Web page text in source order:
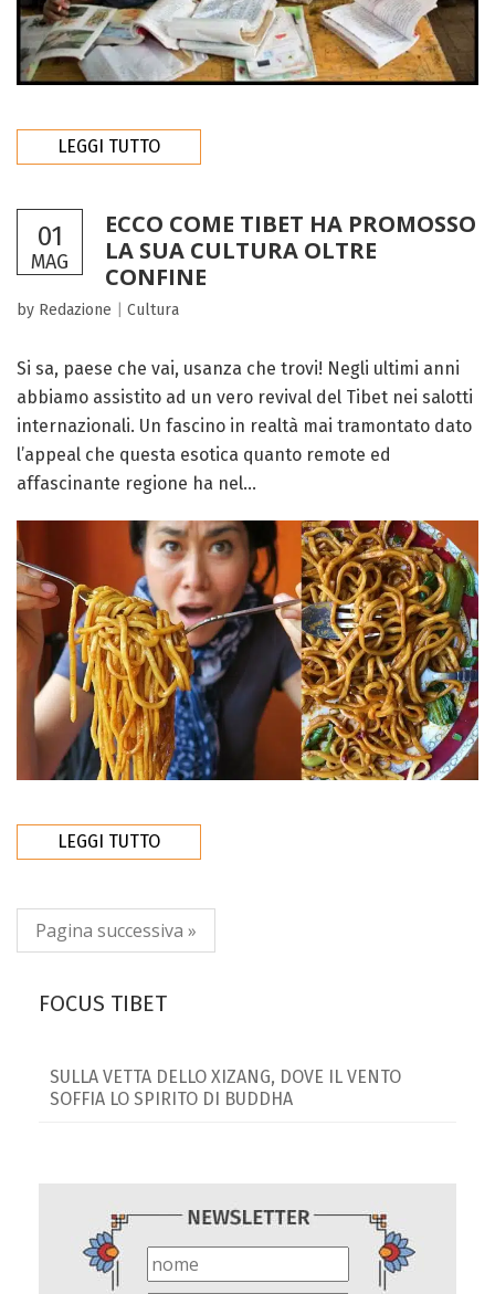
LEGGI TUTTO
01
MAG
ECCO COME TIBET HA PROMOSSO
LA SUA CULTURA OLTRE
CONFINE
by Redazione Cultura
Si sa, paese che vai, usanza che trovi! Negli ultimi anni
abbiamo assistito ad un vero revival del Tibet nei salotti
internazionali. Un fascino in realtà mai tramontato dato
l’appeal che questa esotica quanto remote ed
affascinante regione ha nel...
LEGGI TUTTO
Pagina successiva »
FOCUS TIBET
SULLA VETTA DELLO XIZANG, DOVE IL VENTO
SOFFIA LO SPIRITO DI BUDDHA